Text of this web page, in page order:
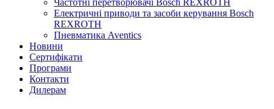
Частотні перетворювачі Bosch REXROTH
Електричні приводи та засоби керування Bosch
REXROTH
Пневматика Aventics
Новини
Сертифікати
Програми
Контакти
Дилерам